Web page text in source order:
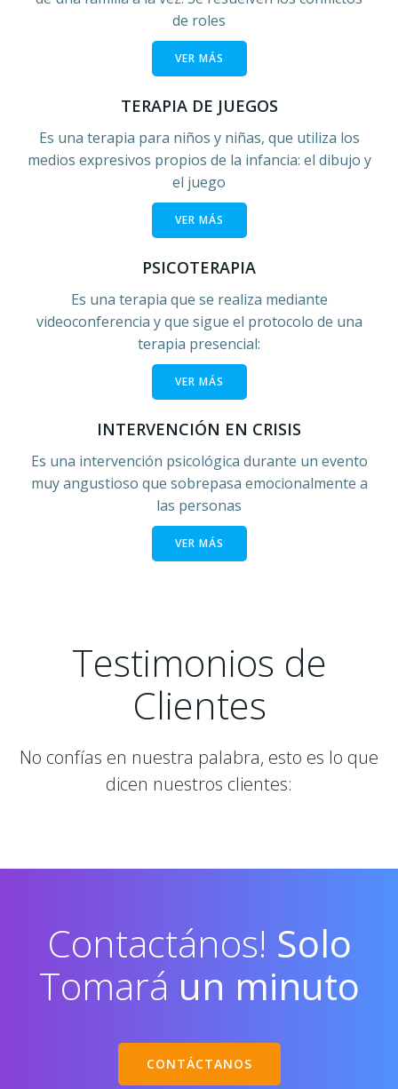
de roles
VER MÁS
TERAPIA DE JUEGOS
Es una terapia para niños y niñas, que utiliza los
medios expresivos propios de la infancia: el dibujo y
el juego
VER MÁS
PSICOTERAPIA
Es una terapia que se realiza mediante
videoconferencia y que sigue el protocolo de una
terapia presencial:
VER MÁS
INTERVENCIÓN EN CRISIS
Es una intervención psicológica durante un evento
muy angustioso que sobrepasa emocionalmente a
las personas
VER MÁS
Testimonios de
Clientes
No confías en nuestra palabra, esto es lo que
dicen nuestros clientes:
Contactános! Solo
Tomará un minuto
CONTÁCTANOS